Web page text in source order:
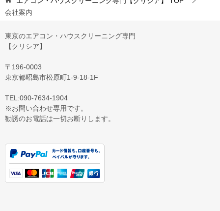
会社案内
東京のエアコン・ハウスクリーニング専門
【クリシア】
〒196-0003
東京都昭島市松原町1-9‐18‐1F
TEL:090-7634-1904
※お問い合わせ専用です。
勧誘のお電話は一切お断りします。